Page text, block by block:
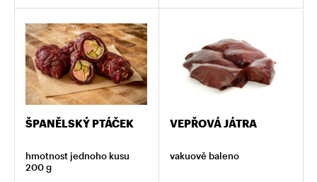
ŠPANĚLSKÝ PTÁČEK
hmotnost jednoho kusu
200 g
VEPŘOVÁ JÁTRA
vakuově baleno